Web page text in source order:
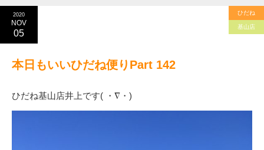
2020
NOV
05
ひだね
基山店
本日もいいひだね便りPart 142
ひだね基山店井上です( ・∇・)